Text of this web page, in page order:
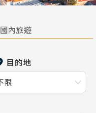
國內旅遊
目的地